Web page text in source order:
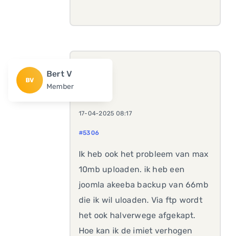
BV
Bert V
Member
17-04-2025 08:17
#5306
Ik heb ook het probleem van max
10mb uploaden. ik heb een
joomla akeeba backup van 66mb
die ik wil uloaden. Via ftp wordt
het ook halverwege afgekapt.
Hoe kan ik de imiet verhogen